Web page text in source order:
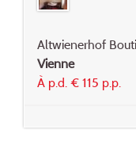
Altwienerhof
Vienne
À p.d. € 115 p.p.